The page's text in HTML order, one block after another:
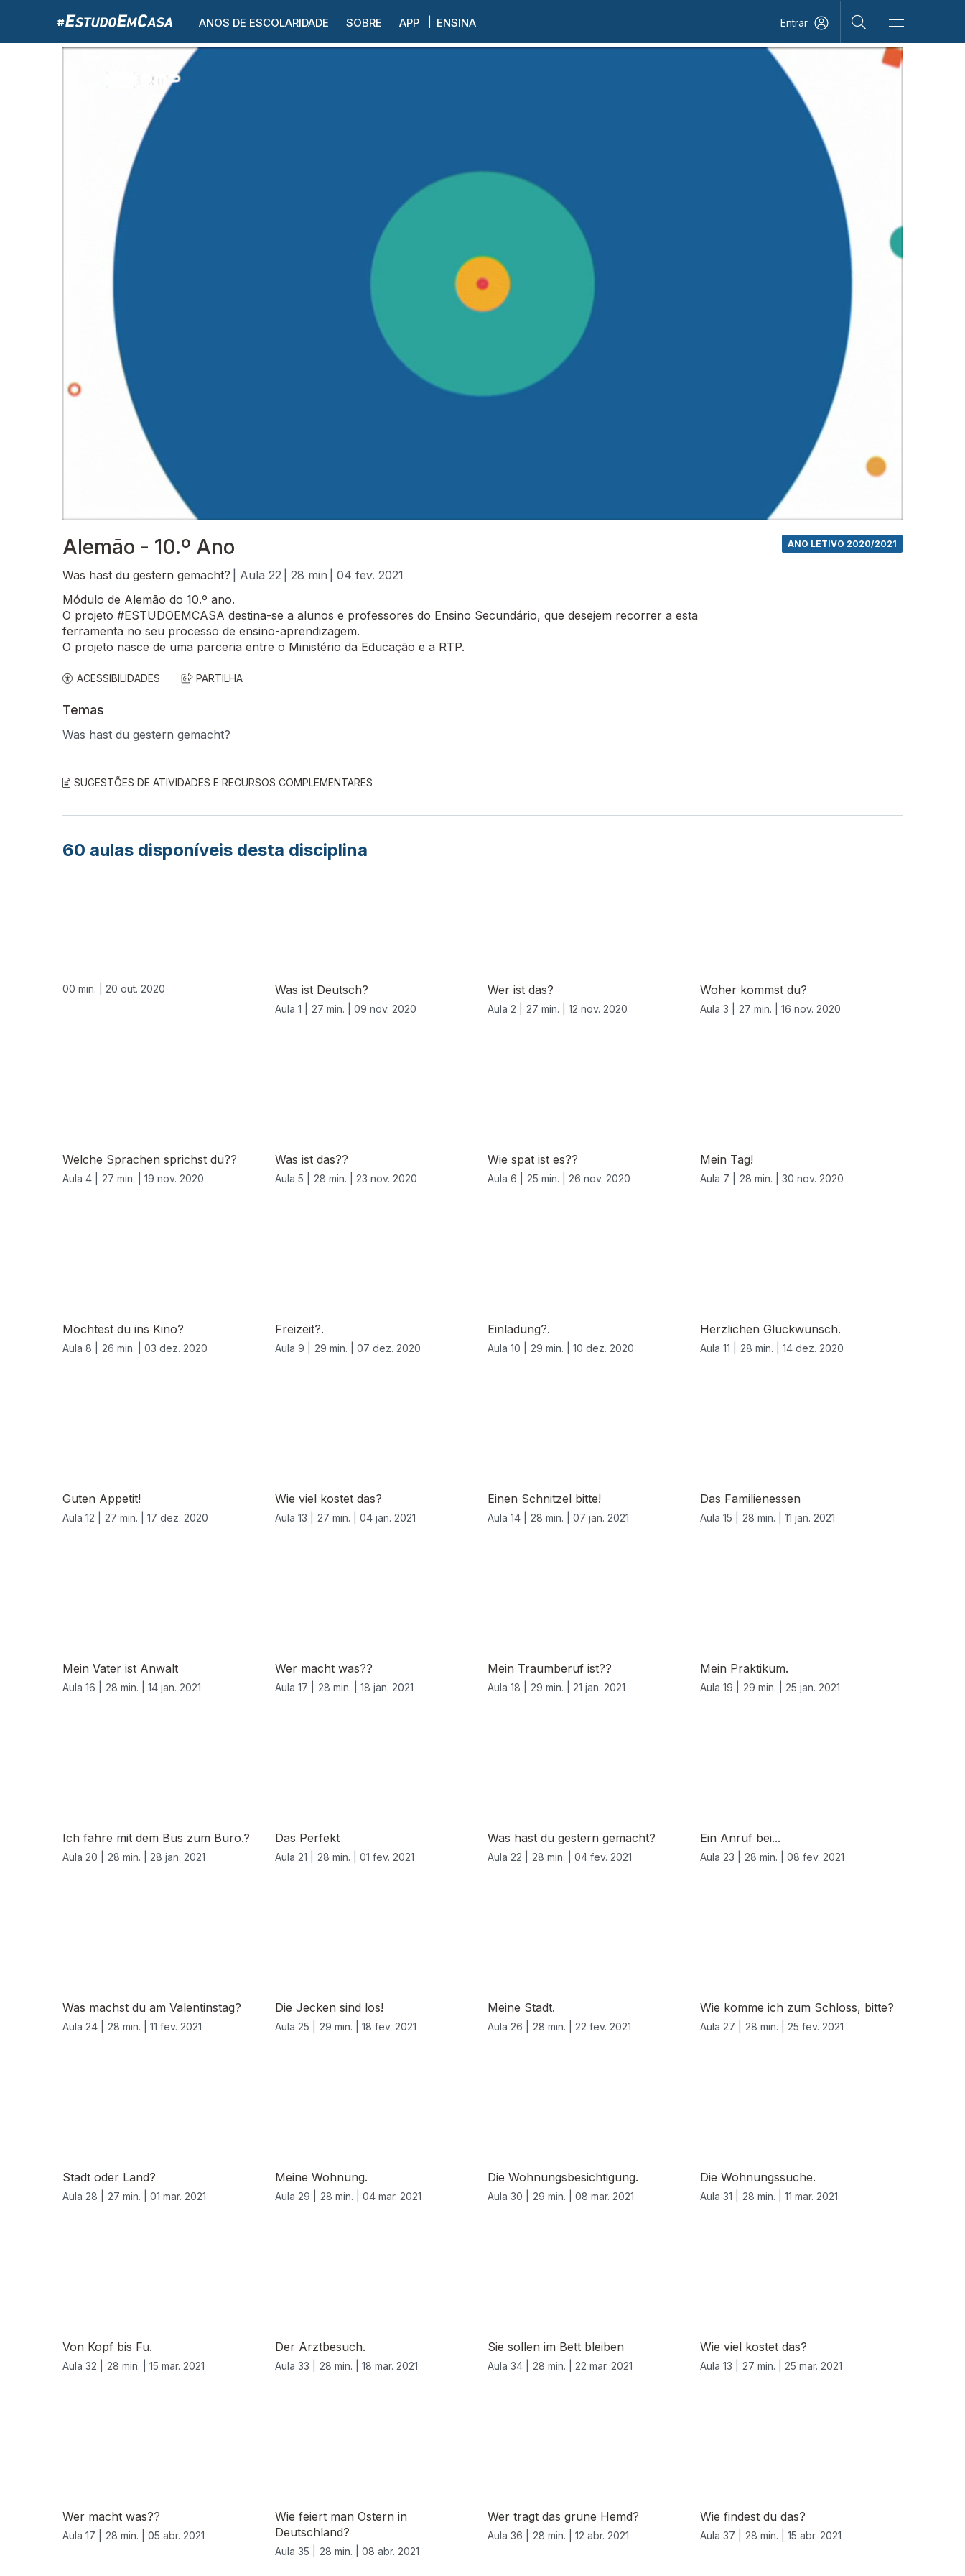
ANOS DE ESCOLARIDADE SOBRE APP ENSINA Entrar
Alemão - 10.º Ano
Was hast du gestern gemacht? | Aula 22 | 28 min | 04 fev. 2021
ANO LETIVO 2020/2021
Módulo de Alemão do 10.º ano.
O projeto #ESTUDOEMCASA destina-se a alunos e professores do Ensino Secundário, que desejem recorrer a esta
ferramenta no seu processo de ensino-aprendizagem.
O projeto nasce de uma parceria entre o Ministério da Educação e a RTP.
ACESSIBILIDADES PARTILHA
Temas
Was hast du gestern gemacht?
SUGESTÕES DE ATIVIDADES E RECURSOS COMPLEMENTARES
60 aulas disponíveis desta disciplina
00 min. | 20 out. 2020 Was ist Deutsch?
Aula 1 | 27 min. | 09 nov. 2020
Wer ist das?
Aula 2 | 27 min. | 12 nov. 2020
Woher kommst du?
Aula 3 | 27 min. | 16 nov. 2020
Welche Sprachen sprichst du??
Aula 4 | 27 min. | 19 nov. 2020
Was ist das??
Aula 5 | 28 min. | 23 nov. 2020
Wie spat ist es??
Aula 6 | 25 min. | 26 nov. 2020
Mein Tag!
Aula 7 | 28 min. | 30 nov. 2020
Möchtest du ins Kino?
Aula 8 | 26 min. | 03 dez. 2020
Freizeit?.
Aula 9 | 29 min. | 07 dez. 2020
Einladung?.
Aula 10 | 29 min. | 10 dez. 2020
Herzlichen Gluckwunsch.
Aula 11 | 28 min. | 14 dez. 2020
Guten Appetit!
Aula 12 | 27 min. | 17 dez. 2020
Wie viel kostet das?
Aula 13 | 27 min. | 04 jan. 2021
Einen Schnitzel bitte!
Aula 14 | 28 min. | 07 jan. 2021
Das Familienessen
Aula 15 | 28 min. | 11 jan. 2021
Mein Vater ist Anwalt
Aula 16 | 28 min. | 14 jan. 2021
Wer macht was??
Aula 17 | 28 min. | 18 jan. 2021
Mein Traumberuf ist??
Aula 18 | 29 min. | 21 jan. 2021
Mein Praktikum.
Aula 19 | 29 min. | 25 jan. 2021
Ich fahre mit dem Bus zum Buro.?
Aula 20 | 28 min. | 28 jan. 2021
Das Perfekt
Aula 21 | 28 min. | 01 fev. 2021
Was hast du gestern gemacht?
Aula 22 | 28 min. | 04 fev. 2021
Ein Anruf bei...
Aula 23 | 28 min. | 08 fev. 2021
Was machst du am Valentinstag?
Aula 24 | 28 min. | 11 fev. 2021
Die Jecken sind los!
Aula 25 | 29 min. | 18 fev. 2021
Meine Stadt.
Aula 26 | 28 min. | 22 fev. 2021
Wie komme ich zum Schloss, bitte?
Aula 27 | 28 min. | 25 fev. 2021
Stadt oder Land?
Aula 28 | 27 min. | 01 mar. 2021
Meine Wohnung.
Aula 29 | 28 min. | 04 mar. 2021
Die Wohnungsbesichtigung.
Aula 30 | 29 min. | 08 mar. 2021
Die Wohnungssuche.
Aula 31 | 28 min. | 11 mar. 2021
Von Kopf bis Fu.
Aula 32 | 28 min. | 15 mar. 2021
Der Arztbesuch.
Aula 33 | 28 min. | 18 mar. 2021
Sie sollen im Bett bleiben
Aula 34 | 28 min. | 22 mar. 2021
Wie viel kostet das?
Aula 13 | 27 min. | 25 mar. 2021
Wer macht was??
Aula 17 | 28 min. | 05 abr. 2021
Wie feiert man Ostern in
Deutschland?
Aula 35 | 28 min. | 08 abr. 2021
Wer tragt das grune Hemd?
Aula 36 | 28 min. | 12 abr. 2021
Wie findest du das?
Aula 37 | 28 min. | 15 abr. 2021